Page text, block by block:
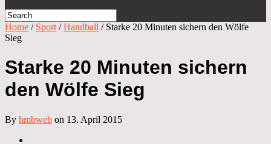
Home / Sport /Handball / Starke 20 Minuten sichern den Wölfe
Sieg
Starke 20 Minuten sichern
den Wölfe Sieg
By hmbweb on 13. April 2015